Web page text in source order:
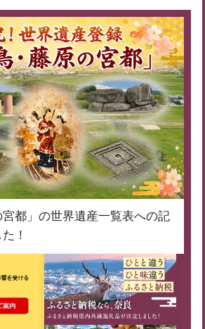
宮都」の世界遺産一覧表への記
！